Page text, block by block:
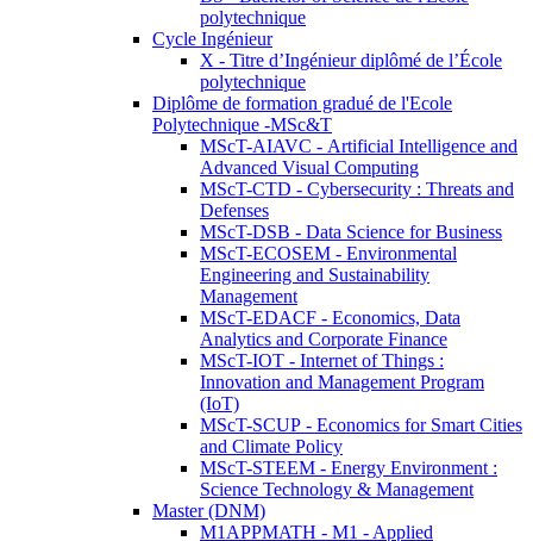
polytechnique
Cycle Ingénieur
X - Titre d’Ingénieur diplômé de l’École
polytechnique
Diplôme de formation gradué de l'Ecole
Polytechnique -MSc&T
MScT-AIAVC - Artificial Intelligence and
Advanced Visual Computing
MScT-CTD - Cybersecurity : Threats and
Defenses
MScT-DSB - Data Science for Business
MScT-ECOSEM - Environmental
Engineering and Sustainability
Management
MScT-EDACF - Economics, Data
Analytics and Corporate Finance
MScT-IOT - Internet of Things :
Innovation and Management Program
(IoT)
MScT-SCUP - Economics for Smart Cities
and Climate Policy
MScT-STEEM - Energy Environment :
Science Technology & Management
Master (DNM)
M1APPMATH - M1 - Applied